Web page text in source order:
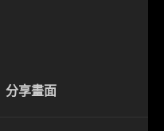
分享畫面